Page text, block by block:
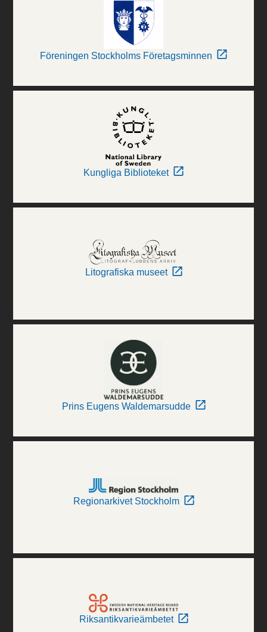
Föreningen Stockholms Företagsminnen
Kungliga Biblioteket
Litografiska museet
Prins Eugens Waldemarsudde
Regionarkivet Stockholm
Riksantikvarieämbetet